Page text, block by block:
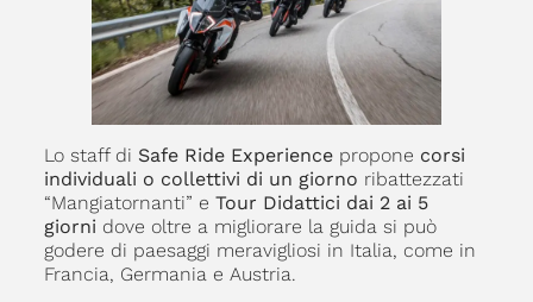
Lo staff di Safe Ride Experiencepropone corsi
individuali o collettivi di un giorno ribattezzati
“Mangiatornanti” e Tour Didattici dai 2 ai 5
giorni dove oltre a migliorare la guida si può
godere di paesaggi meravigliosi in Italia, come in
Francia, Germania e Austria.